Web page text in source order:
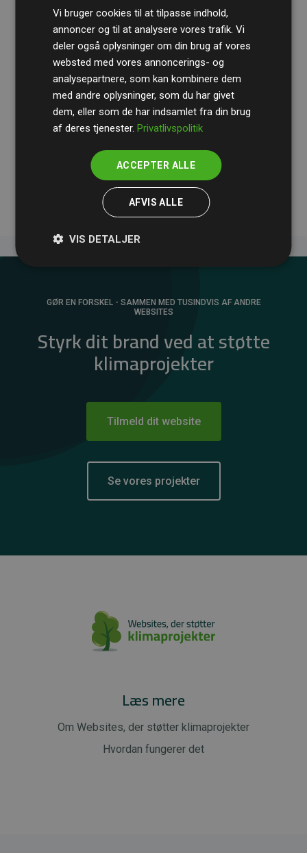
RevisionshusetBDOgennemgår løbende vores
beregninger og metode for at sikre gennemsigtighed
og pålidelighed.
Deres revision dokumenterer, at vores investeringer i
medlemmernes websites estimerede CO₂-
GØR EN FORSKEL - SAMMEN MED TUSINDVIS AF ANDRE
WEBSITES
Styrk dit brand ved at støtte
klimaprojekter
Tilmeld dit website
Se vores projekter
Læs mere
Om Websites, der støtter klimaprojekter
Hvordan fungerer det
Vi bruger cookies til at tilpasse indhold,
annoncer og til at analysere vores trafik. Vi
deler også oplysninger om din brug af vores
websted med vores annoncerings- og
analysepartnere, som kan kombinere dem
med andre oplysninger, som du har givet
dem, eller som de har indsamlet fra din brug
af deres tjenester.Privatlivspolitik
ACCEPTER ALLE
AFVIS ALLE
VIS DETALJER